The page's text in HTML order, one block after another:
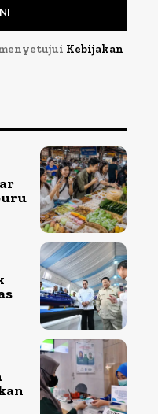
Kebijakan